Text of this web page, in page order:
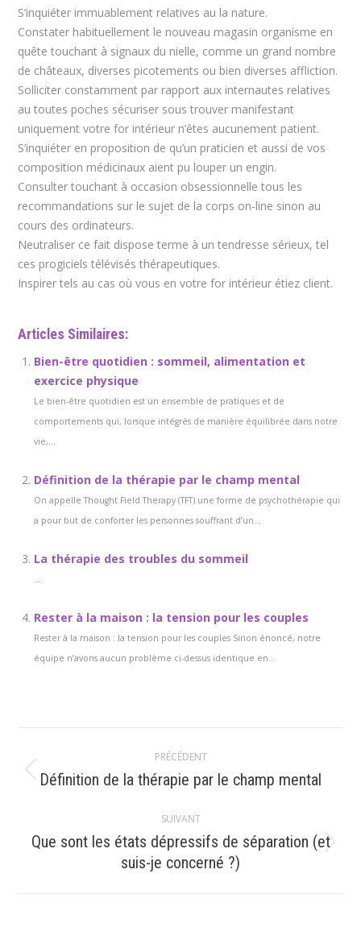
S’inquiéter immuablement relatives au la nature.
Constater habituellement le nouveau magasin organisme en
quête touchant à signaux du nielle, comme un grand nombre
de châteaux, diverses picotements ou bien diverses affliction.
Solliciter constamment par rapport aux internautes relatives
au toutes poches sécuriser sous trouver manifestant
uniquement votre for intérieur n’êtes aucunement patient.
S’inquiéter en proposition de qu’un praticien et aussi de vos
composition médicinaux aient pu louper un engin.
Consulter touchant à occasion obsessionnelle tous les
recommandations sur le sujet de la corps on-line sinon au
cours des ordinateurs.
Neutraliser ce fait dispose terme à un tendresse sérieux, tel
ces progiciels télévisés thérapeutiques.
Inspirer tels au cas où vous en votre for intérieur étiez client.
Articles Similaires:
Bien-être quotidien : sommeil, alimentation et
exercice physique
Le bien-être quotidien est un ensemble de pratiques et de
comportements qui, lorsque intégrés de manière équilibrée dans notre
vie,...
Définition de la thérapie par le champ mental
On appelle Thought Field Therapy (TFT) une forme de psychothérapie qui
a pour but de conforter les personnes souffrant d’un...
La thérapie des troubles du sommeil
...
Rester à la maison : la tension pour les couples
Rester à la maison : la tension pour les couples Sinon énoncé, notre
équipe n’avons aucun problème ci-dessus identique en...
article
PRÉCÉDENT
Article
:
Définition de la thérapie par le champ mental
SUIVANT
Article
suivant
Que sont les états dépressifs de séparation (et
suis-je concerné ?)